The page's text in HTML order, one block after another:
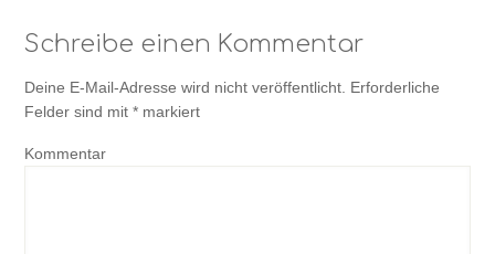
Schreibe einen Kommentar
Deine E-Mail-Adresse wird nicht veröffentlicht. Erforderliche
Felder sind mit* markiert
Kommentar